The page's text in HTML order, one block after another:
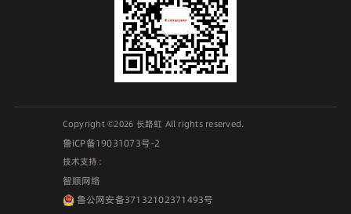
Copyright ©2026 长路虹 All rights reserved.
鲁ICP备19031073号-2
技术支持：
智顺网络
鲁公网安备37132102371493号